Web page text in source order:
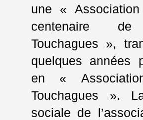
une «
centenaire
Touchagues »,
quelques années
en «
Touchagues ».
sociale de